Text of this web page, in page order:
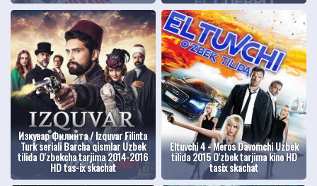
Изкувар Филинта / Izquvar Filinta
Turk seriali Barcha qismlar Uzbek
tilida O'zbekcha tarjima 2014-2016
HD tas-ix skachat
Eltuvchi 4 - Meros Davomchi Uzbek
tilida 2015 O'zbek tarjima kino HD
tasix skachat